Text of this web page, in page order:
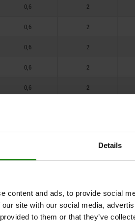
Details
content and ads, to provide social
site with our social media,
to them or that they’ve
0,6 2
0,6 2
0,6 2
0,6 2
0,6 2
0,8 3